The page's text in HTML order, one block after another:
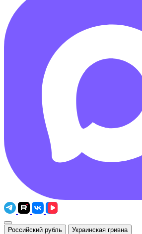
Российский рубль Украинская гривна